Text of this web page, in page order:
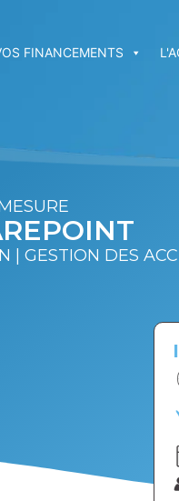
FINANCEMENTS
| GESTION DES